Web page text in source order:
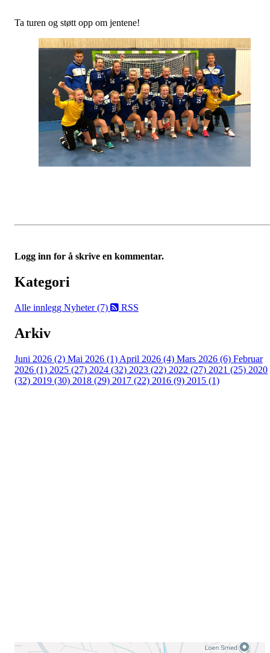
Ta turen og støtt opp om jentene!
Logg inn for å skrive en kommentar.
Kategori
Alle innlegg Nyheter (7) RSS
Arkiv
Juni 2026 (2) Mai 2026 (1) April 2026 (4) Mars 2026 (6) Februar
2026 (1) 2025 (27) 2024 (32) 2023 (22) 2022 (27) 2021 (25) 2020
(32) 2019 (30) 2018 (29) 2017 (22) 2016 (9) 2015 (1)